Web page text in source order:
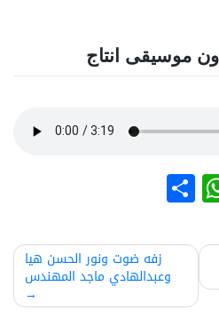
موسيقى انتاج
WhatsApp
نشر
زفه ضوت ونور الحسن هيا
وعبدالهادي ماجد المهندس